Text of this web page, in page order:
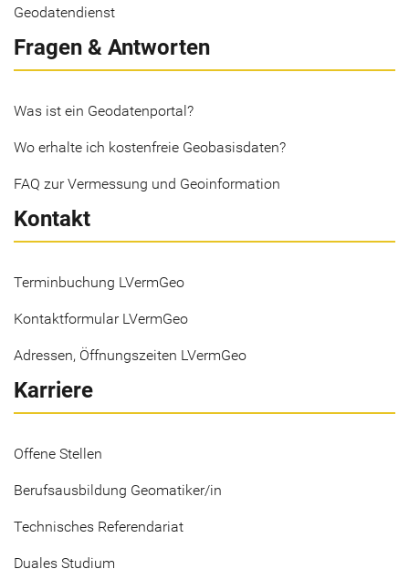
Geodatendienst
Fragen & Antworten
Was ist ein Geodatenportal?
Wo erhalte ich kostenfreie Geobasisdaten?
FAQ zur Vermessung und Geoinformation
Kontakt
Terminbuchung LVermGeo
Kontaktformular LVermGeo
Adressen, Öffnungszeiten LVermGeo
Karriere
Offene Stellen
Berufsausbildung Geomatiker/in
Technisches Referendariat
Duales Studium